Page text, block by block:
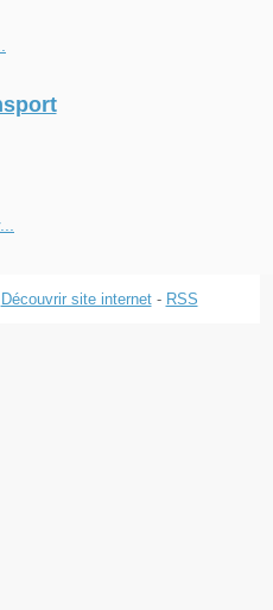
Découvrir site internet- RSS